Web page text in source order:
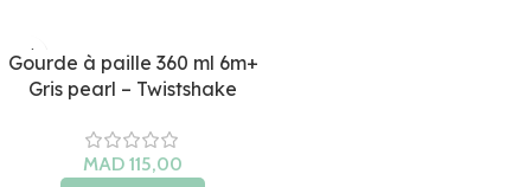
Gourde à paille 360 ml 6m+
Gris pearl – Twistshake